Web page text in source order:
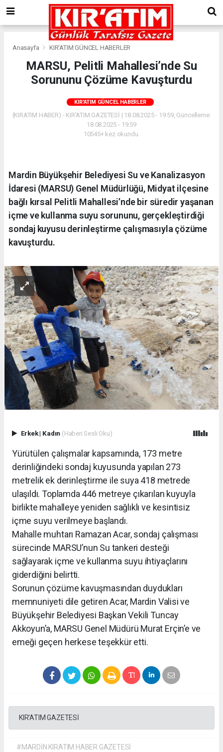
Anasayfa KIR'ATIM GÜNCEL HABERLER
MARSU, Pelitli Mahallesi’nde Su
Sorununu Çözüme Kavuşturdu
KIR'ATIM GÜNCEL HABERLER
(KIRATIM HABER) - KIR'ATIM GAZETESİ | 18.08.2025 - 19:59, Güncelleme:
18.08.2025 - 19:59
10545+ kez okundu.
Mardin Büyükşehir Belediyesi Su ve Kanalizasyon
İdaresi (MARSU) Genel Müdürlüğü, Midyat ilçesine
bağlı kırsal Pelitli Mahallesi’nde bir süredir yaşanan
içme ve kullanma suyu sorununu, gerçekleştirdiği
sondaj kuyusu derinleştirme çalışmasıyla çözüme
kavuşturdu.
Erkek| Kadın (Haberi Sesli Oku)
Yürütülen çalışmalar kapsamında, 173 metre
derinliğindeki sondaj kuyusunda yapılan 273
metrelik ek derinleştirme ile suya 418 metrede
ulaşıldı. Toplamda 446 metreye çıkarılan kuyuyla
birlikte mahalleye yeniden sağlıklı ve kesintisiz
içme suyu verilmeye başlandı.
Mahalle muhtarı Ramazan Acar, sondaj çalışması
sürecinde MARSU’nun Su tankeri desteği
sağlayarak içme ve kullanma suyu ihtiyaçlarını
giderdiğini belirtti.
Sorunun çözüme kavuşmasından duydukları
memnuniyeti dile getiren Acar, Mardin Valisi ve
Büyükşehir Belediyesi Başkan Vekili Tuncay
Akkoyun’a, MARSU Genel Müdürü Murat Erçin’e ve
emeği geçen herkese teşekkür etti.
KIR'ATIM GAZETESİ
#MARDİN KIRATIM HABER GAZETESİ